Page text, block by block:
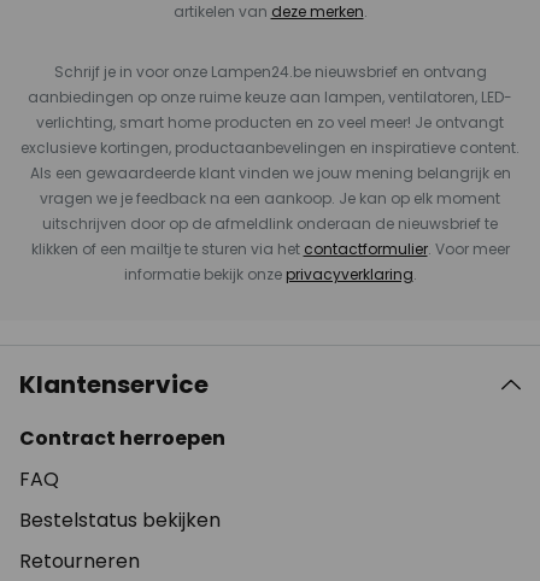
artikelen van deze merken.
Schrijf je in voor onze Lampen24.be nieuwsbrief en ontvang
aanbiedingen op onze ruime keuze aan lampen, ventilatoren, LED-
verlichting, smart home producten en zo veel meer! Je ontvangt
exclusieve kortingen, productaanbevelingen en inspiratieve content.
Als een gewaardeerde klant vinden we jouw mening belangrijk en
vragen we je feedback na een aankoop. Je kan op elk moment
uitschrijven door op de afmeldlink onderaan de nieuwsbrief te
klikken of een mailtje te sturen via het contactformulier. Voor meer
informatie bekijk onze privacyverklaring.
Klantenservice
Contract herroepen
FAQ
Bestelstatus bekijken
Retourneren